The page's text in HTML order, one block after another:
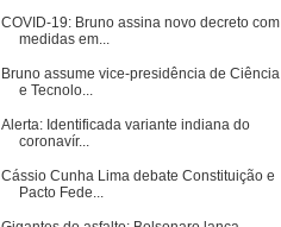
COVID-19: Bruno assina novo decreto com
medidas em...
Bruno assume vice-presidência de Ciência
e Tecnolo...
Alerta: Identificada variante indiana do
coronavír...
Cássio Cunha Lima debate Constituição e
Pacto Fede...